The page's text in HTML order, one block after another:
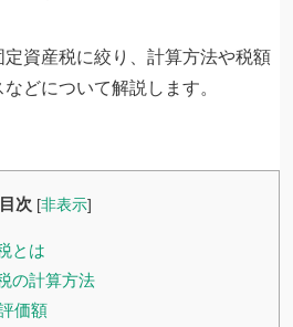
資産税に絞り、計算方法や税額
どについて解説します。
目次 [非表示]
とは
の計算方法
価額